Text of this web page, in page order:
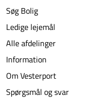
Søg Bolig
Ledige lejemål
Alle afdelinger
Information
Om Vesterport
Spørgsmål og svar